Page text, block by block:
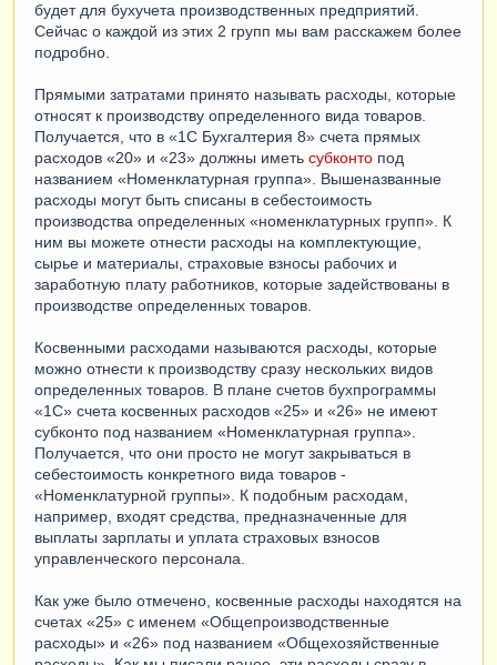
будет для бухучета производственных предприятий.
Сейчас о каждой из этих 2 групп мы вам расскажем более
подробно.
Прямыми затратами принято называть расходы, которые
относят к производству определенного вида товаров.
Получается, что в «1С Бухгалтерия 8» счета прямых
расходов «20» и «23» должны иметь субконто под
названием «Номенклатурная группа». Вышеназванные
расходы могут быть списаны в себестоимость
производства определенных «номенклатурных групп». К
ним вы можете отнести расходы на комплектующие,
сырье и материалы, страховые взносы рабочих и
заработную плату работников, которые задействованы в
производстве определенных товаров.
Косвенными расходами называются расходы, которые
можно отнести к производству сразу нескольких видов
определенных товаров. В плане счетов бухпрограммы
«1С» счета косвенных расходов «25» и «26» не имеют
субконто под названием «Номенклатурная группа».
Получается, что они просто не могут закрываться в
себестоимость конкретного вида товаров -
«Номенклатурной группы». К подобным расходам,
например, входят средства, предназначенные для
выплаты зарплаты и уплата страховых взносов
управленческого персонала.
Как уже было отмечено, косвенные расходы находятся на
счетах «25» с именем «Общепроизводственные
расходы» и «26» под названием «Общехозяйственные